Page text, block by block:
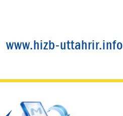
www.hizb-uttahrir.info